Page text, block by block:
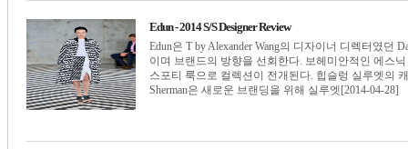
Edun - 2014 S/S Designer Review
Edun은 T by Alexander Wang의 디자이너 디렉터였던
이며 브랜드의 방향을 선회한다. 보헤미안적인 에스
스포티 룩으로 컬렉션이 전개된다. 힙슬렁 실루엣의
Sherman은 새로운 브랜딩을 위해 실루엣[2014-04-28]